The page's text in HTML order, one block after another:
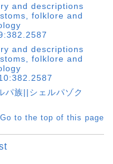
and descriptions
folklore and
and descriptions
folklore and
パ族||シェルパゾク
Go to the top of this page